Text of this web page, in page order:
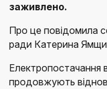
заживлено.
Про це повідомила
ради Катерина
Електропостачання
продовжують